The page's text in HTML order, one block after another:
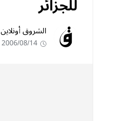
للجزائر
الشروق أونلاين
2006/08/14